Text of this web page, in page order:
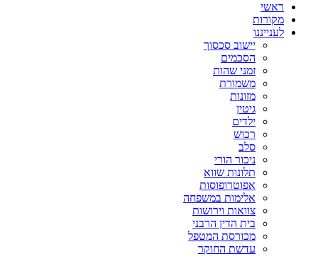
ראשי
מקורות
לענייננו
יישוב סכסוך
הסכמים
זמני שהות
משמורת
מזונות
גיטין
ילדים
רכוש
סלב
ניכור הורי
תלונות שווא
אפוטרופוסות
אלימות במשפחה
צוואות וירושות
בית הדין הרבני
מכורסת המטפל
עדשת החוקר